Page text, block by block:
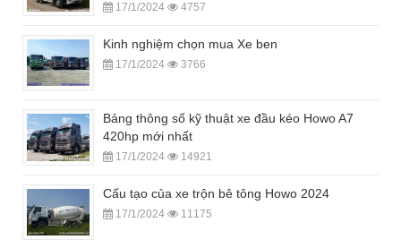
17/1/2024 4757
Kinh nghiệm chọn mua Xe ben
17/1/2024 3766
Bảng thông số kỹ thuật xe đầu kéo Howo A7
420hp mới nhất
17/1/2024 14921
Cấu tạo của xe trộn bê tông Howo 2024
17/1/2024 11175